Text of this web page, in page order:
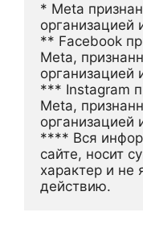
* Meta
** Facebook
Meta,
*** Instagram
Meta,
**** Вся
сайте, носит
характер и не
действию.